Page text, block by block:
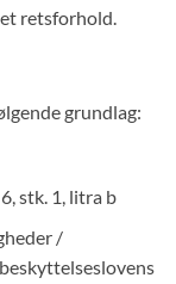
retsforhold.
grundlag:
stk. 1, litra b
/